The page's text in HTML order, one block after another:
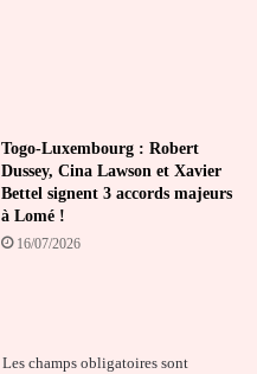
Togo-Luxembourg : Robert
Dussey, Cina Lawson et Xavier
Bettel signent 3 accords majeurs
à Lomé !
16/07/2026
Les champs obligatoires sont